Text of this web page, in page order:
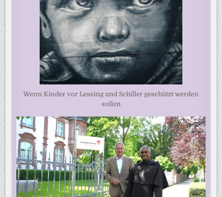
Wenn Kinder vor Lessing und Schiller geschützt werden
sollen